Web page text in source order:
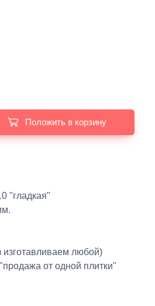
Положить в корзину
"гладкая"
изготавливаем любой)
от одной плитки"